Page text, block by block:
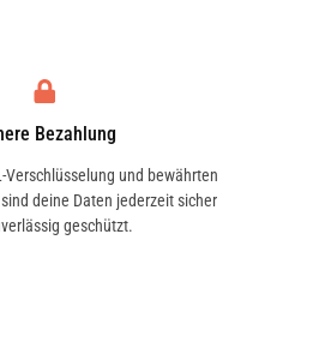
Propan/Butan
für ausreichende
Bezahlung
Verschlüsselung und bewährten
deine Daten jederzeit sicher
geschützt.